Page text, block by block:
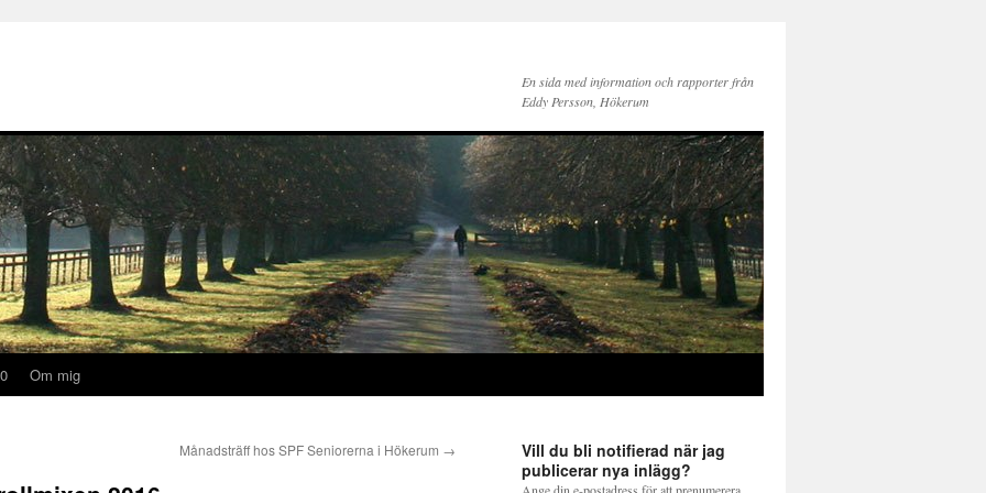
En sida med information och rapporter från
Eddy Persson, Hökerum
Om mig
Månadsträff hos SPF Seniorerna i Hökerum →
Vill du bli notifierad när jag
publicerar nya inlägg?